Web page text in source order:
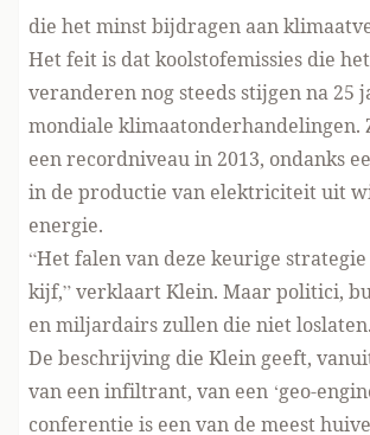
die het minst bijdragen aan
Het feit is dat koolstofemissies die
veranderen nog steeds stijgen na 25
mondiale klimaatonderhandelingen.
eenrecordniveau in 2013, ondanks
in de productie van elektriciteit uit
energie.
“Het falen van deze keurige
kijf,” verklaart Klein. Maar politici,
en miljardairs zullen die niet loslaten.
De beschrijving die Klein geeft,
van een infiltrant, van een ‘geo-
conferentie is een van de meest